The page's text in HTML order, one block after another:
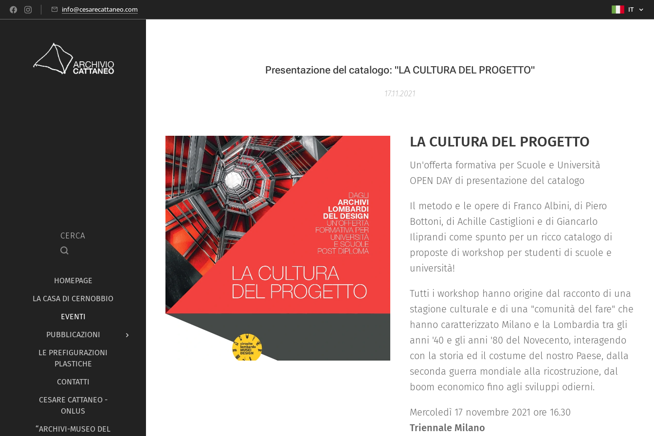
info@cesarecattaneo.com IT
CERCA
HOMEPAGE
LA CASA DI CERNOBBIO
EVENTI
PUBBLICAZIONI
LE PREFIGURAZIONI
PLASTICHE
CONTATTI
CESARE CATTANEO -
ONLUS
“ARCHIVI-MUSEO DEL
Presentazione del catalogo: "LA CULTURA DEL PROGETTO"
17.11.2021
LA CULTURA DEL PROGETTO
Un'offerta formativa per Scuole e Università
OPEN DAY di presentazione del catalogo
Il metodo e le opere di Franco Albini, di Piero
Bottoni, di Achille Castiglioni e di Giancarlo
Iliprandi come spunto per un ricco catalogo di
proposte di workshop per studenti di scuole e
università!
Tutti i workshop hanno origine dal racconto di una
stagione culturale e di una "comunità del fare" che
hanno caratterizzato Milano e la Lombardia tra gli
anni '40 e gli anni '80 del Novecento, interagendo
con la storia ed il costume del nostro Paese, dalla
seconda guerra mondiale alla ricostruzione, dal
boom economico fino agli sviluppi odierni.
Mercoledì 17 novembre 2021 ore 16.30
Triennale Milano